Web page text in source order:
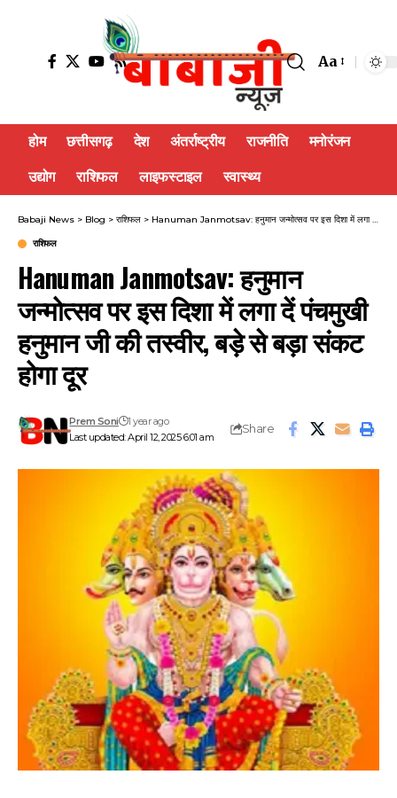
Aa
होम छत्तीसगढ़ देश अंतर्राष्ट्रीय राजनीति मनोरंजन
उद्योग राशिफल लाइफस्टाइल स्वास्थ्य
Babaji News > Blog > राशिफल > Hanuman Janmotsav: हनुमान जन्मोत्सव पर इस दिशा में लगा दें पंचमुखी हनुमान जी की तस्वीर, बड़े से बड़ा संकट होगा दूर
राशिफल
Hanuman Janmotsav: हनुमान
जन्मोत्सव पर इस दिशा में लगा दें पंचमुखी
हनुमान जी की तस्वीर, बड़े से बड़ा संकट
होगा दूर
Last updated: April 12, 2025 6:01 am
Prem Soni 1 year ago
Share